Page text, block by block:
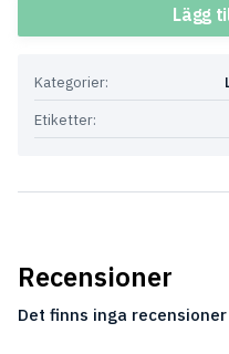
Lägg
Kategorier:
Etiketter:
Recensioner
Det finns inga